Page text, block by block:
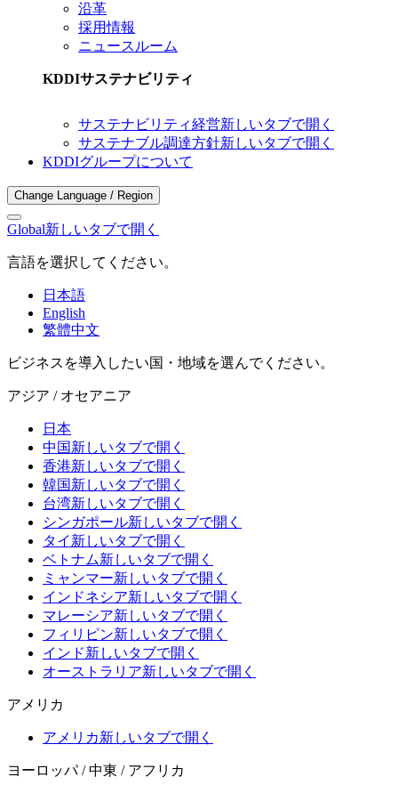
沿革
採用情報
ニュースルーム
KDDIサステナビリティ
サステナビリティ経営新しいタブで開く
サステナブル調達方針新しいタブで開く
KDDIグループについて
Change Language / Region
Global新しいタブで開く
言語を選択してください。
日本語
English
繁體中文
ビジネスを導入したい国・地域を選んでください。
アジア / オセアニア
日本
中国新しいタブで開く
香港新しいタブで開く
韓国新しいタブで開く
台湾新しいタブで開く
シンガポール新しいタブで開く
タイ 新しいタブで開く
ベトナム新しいタブで開く
ミャンマー新しいタブで開く
インドネシア新しいタブで開く
マレーシア新しいタブで開く
フィリピン新しいタブで開く
インド新しいタブで開く
オーストラリア新しいタブで開く
アメリカ
アメリカ新しいタブで開く
ヨーロッパ / 中東 / アフリカ